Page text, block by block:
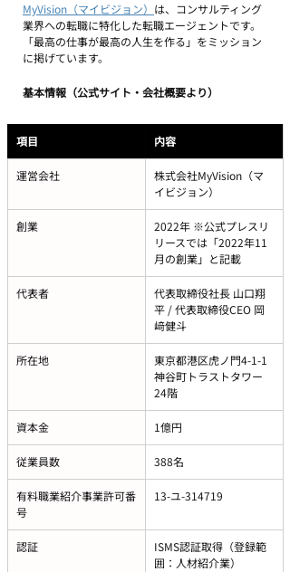
MyVision（マイビジョン） は、コンサルティング
業界への転職に特化した転職エージェントです。
「最高の仕事が最高の人生を作る」をミッション
に掲げています。
基本情報（公式サイト・会社概要より）
項目 内容
運営会社
株式会社MyVision（マ
イビジョン）
創業
2022年 ※公式プレスリ
リースでは「2022年11
月の創業」と記載
代表者
代表取締役社長 山口翔
平 / 代表取締役CEO 岡
﨑健斗
所在地
東京都港区虎ノ門4-1-1
神谷町トラストタワー
24階
資本金 1億円
従業員数 388名
有料職業紹介事業許可番
号
13-ユ-314719
認証
ISMS認証取得（登録範
囲：人材紹介業）